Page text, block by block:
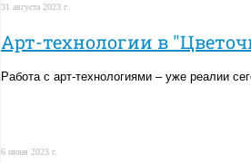
31 августа 2023 г.
Арт-технологии в
Работа с арт-технологиями – уже реалии
6 июня 2023 г.